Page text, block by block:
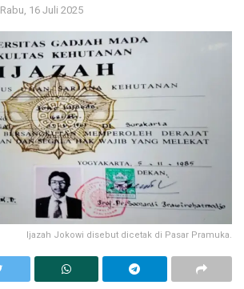
Rabu, 16 Juli 2025
Ijazah Jokowi disebut dicetak di Pasar Pramuka.